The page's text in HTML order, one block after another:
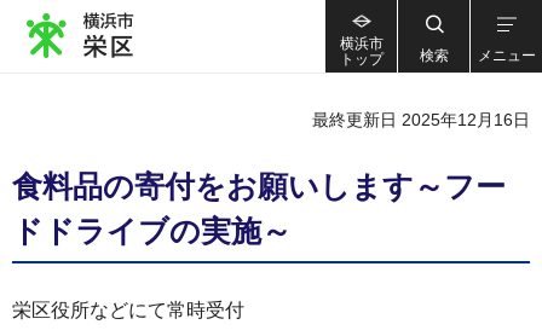
横浜市
トップ
検索 メニュー
最終更新日 2025年12月16日
食料品の寄付をお願いします～フー
ドドライブの実施～
栄区役所などにて常時受付